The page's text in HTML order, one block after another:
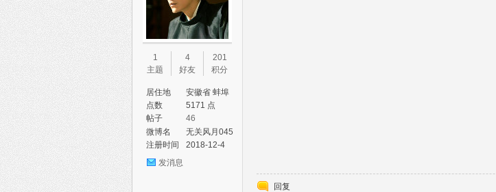
1
主题
4
好友
201
积分
居住地
安徽省 蚌埠
市 龙子湖区
点数
5171 点
帖子
46
微博名
无关风月045
注册时间
2018-12-4
发消息
回复